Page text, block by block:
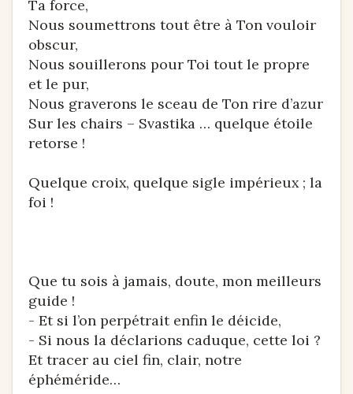
Ta force,
Nous soumettrons tout être à Ton vouloir
obscur,
Nous souillerons pour Toi tout le propre
et le pur,
Nous graverons le sceau de Ton rire d’azur
Sur les chairs – Svastika … quelque étoile
retorse !
Quelque croix, quelque sigle impérieux ; la
foi !
Que tu sois à jamais, doute, mon meilleurs
guide !
- Et si l’on perpétrait enfin le déicide,
- Si nous la déclarions caduque, cette loi ?
Et tracer au ciel fin, clair, notre
éphéméride…